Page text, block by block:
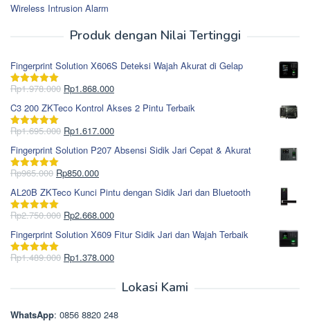
Wireless Intrusion Alarm
Produk dengan Nilai Tertinggi
Fingerprint Solution X606S Deteksi Wajah Akurat di Gelap
Dinilai5.00
Rp1.978.000 Harga
aslinya
adalah:
Rp1.978.000.
Rp1.868.000Harga
saat
ini
adalah:
C3 200 ZKTeco Kontrol Akses 2 Pintu Terbaik
Dinilai5.00
Rp1.695.000 Harga
aslinya
adalah:
Rp1.695.000.
Rp1.617.000Harga
saat
ini
Fingerprint Solution P207 Absensi Sidik Jari Cepat & Akurat
Dinilai5.00
Rp965.000 Harga
aslinya
adalah:
Rp965.000.
Rp850.000Harga
saat
ini
adalah:
AL20B ZKTeco Kunci Pintu dengan Sidik Jari dan Bluetooth
Dinilai5.00
Rp2.750.000 Harga
aslinya
adalah:
Rp2.750.000.
Rp2.668.000Harga
saat
ini
adalah:
Fingerprint Solution X609 Fitur Sidik Jari dan Wajah Terbaik
Dinilai5.00
Rp1.489.000 Harga
Rp1.378.000Harga
Rp1.378.000.
Lokasi Kami
WhatsApp: 0856 8820 248